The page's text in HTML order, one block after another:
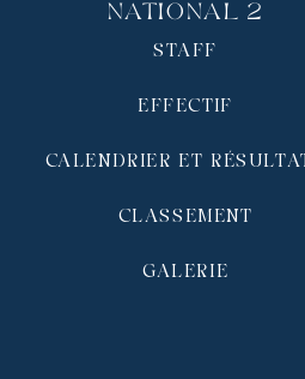
National 2
STAFF
EFFECTIF
CALENDRIER ET
CLASSEMENT
GALERIE